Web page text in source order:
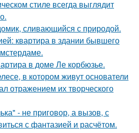
стиле всегда выглядит
сливающийся с природой.
квартира в здании бывшего
в доме Ле корбюзье.
в котором живут основатели
отражением их творческого
- не приговор, а вызов, с
с фантазией и расчётом.